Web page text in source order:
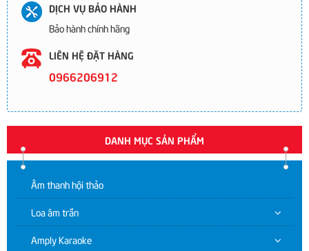
DỊCH VỤ BẢO HÀNH
Bảo hành chính hãng
LIÊN HỆ ĐẶT HÀNG
0966206912
DANH MỤC SẢN PHẨM
Âm thanh hội thảo
Loa âm trần
Amply Karaoke